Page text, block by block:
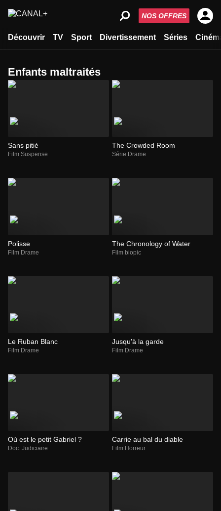
Découvrir TV Sport Divertissement Séries
NOS OFFRES
enfants maltraités
Sans pitié
Film Suspense
The Crowded Room
Série Drame
Polisse
Film Drame
The Chronology of Water
Film biopic
Le Ruban Blanc
Film Drame
Jusqu'à la garde
Film Drame
Où est le petit Gabriel ?
Doc. Judiciaire
Carrie au bal du diable
Film Horreur